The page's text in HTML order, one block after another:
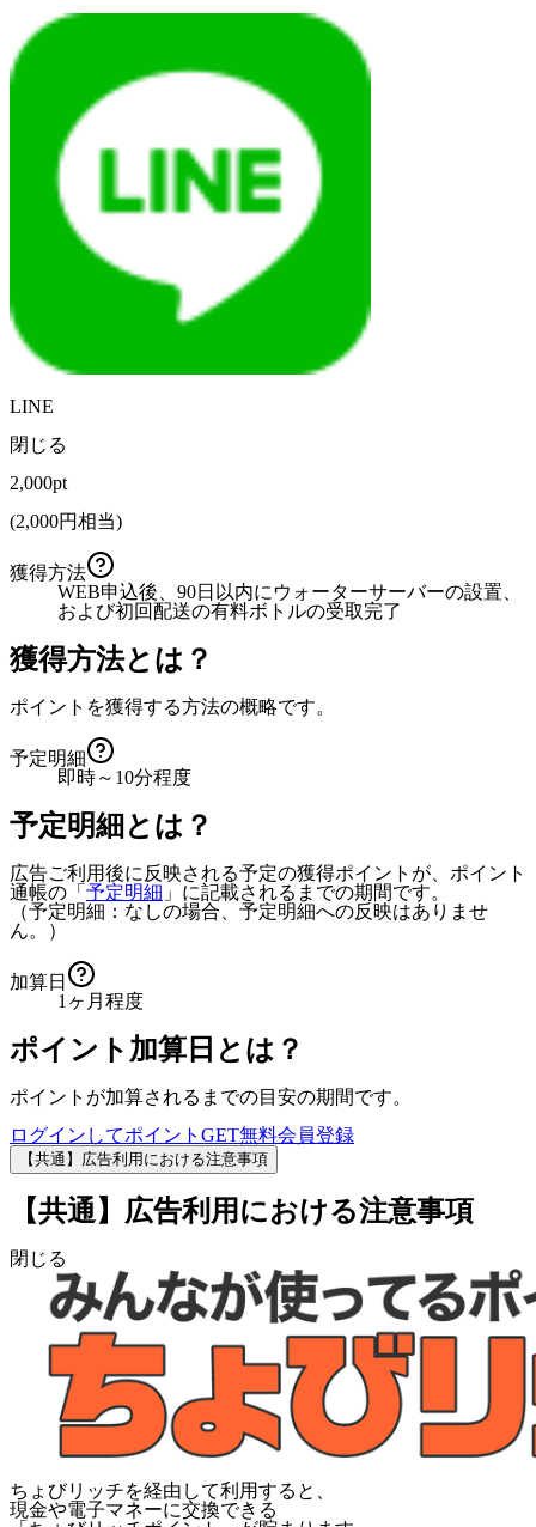
LINE
閉じる
2,000pt
(2,000円相当)
獲得方法
WEB申込後、90日以内にウォーターサーバーの設置、
および初回配送の有料ボトルの受取完了
獲得方法とは？
ポイントを獲得する方法の概略です。
予定明細
即時～10分程度
予定明細とは？
広告ご利用後に反映される予定の獲得ポイントが、ポイント
通帳の「 予定明細 」に記載されるまでの期間です。
（予定明細：なしの場合、予定明細への反映はありませ
ん。）
加算日
1ヶ月程度
ポイント加算日とは？
ポイントが加算されるまでの目安の期間です。
ログインしてポイントGET無料会員登録
【共通】広告利用における注意事項
【共通】広告利用における注意事項
閉じる
ちょびリッチを経由して利用すると、
現金や電子マネーに交換できる